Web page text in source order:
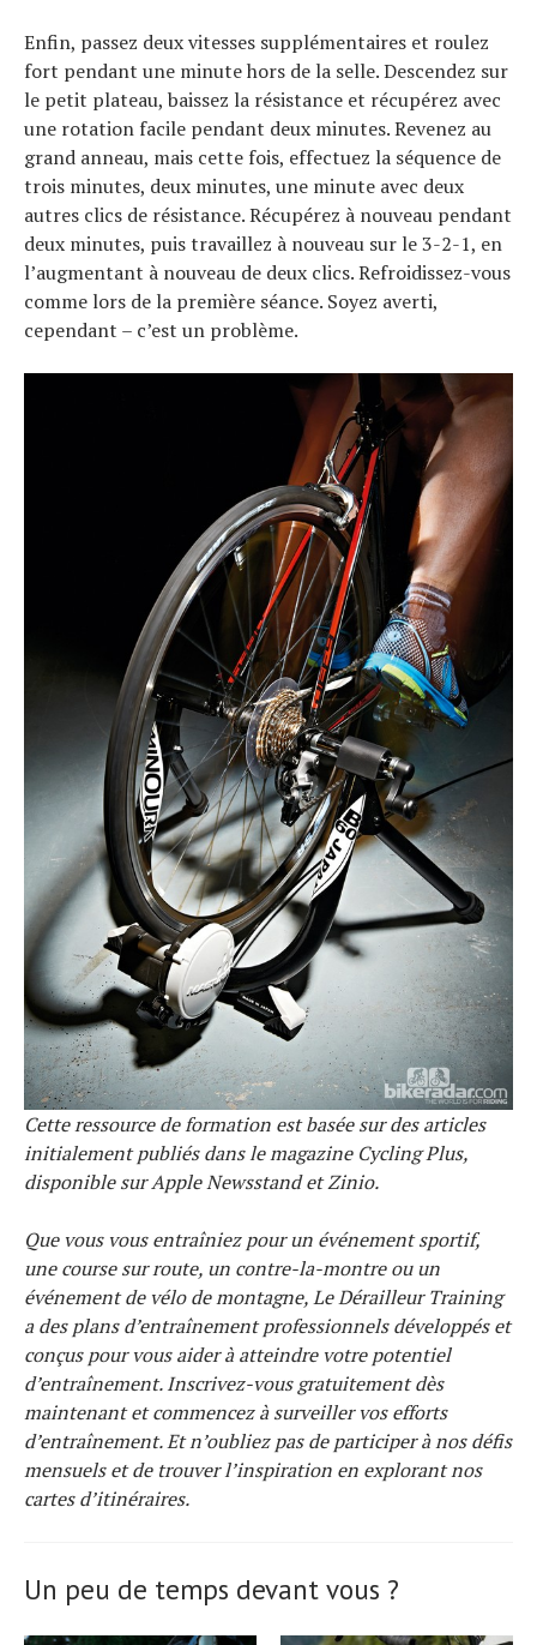
Enfin, passez deux vitesses supplémentaires et roulez
fort pendant une minute hors de la selle. Descendez sur
le petit plateau, baissez la résistance et récupérez avec
une rotation facile pendant deux minutes. Revenez au
grand anneau, mais cette fois, effectuez la séquence de
trois minutes, deux minutes, une minute avec deux
autres clics de résistance. Récupérez à nouveau pendant
deux minutes, puis travaillez à nouveau sur le 3-2-1, en
l’augmentant à nouveau de deux clics. Refroidissez-vous
comme lors de la première séance. Soyez averti,
cependant – c’est un problème.
Cette ressource de formation est basée sur des articles
initialement publiés dans le magazine Cycling Plus,
disponible sur Apple Newsstand et Zinio.
Que vous vous entraîniez pour un événement sportif,
une course sur route, un contre-la-montre ou un
événement de vélo de montagne, Le Dérailleur Training
a des plans d’entraînement professionnels développés et
conçus pour vous aider à atteindre votre potentiel
d’entraînement. Inscrivez-vous gratuitement dès
maintenant et commencez à surveiller vos efforts
d’entraînement. Et n’oubliez pas de participer à nos défis
mensuels et de trouver l’inspiration en explorant nos
cartes d’itinéraires.
Un peu de temps devant vous ?